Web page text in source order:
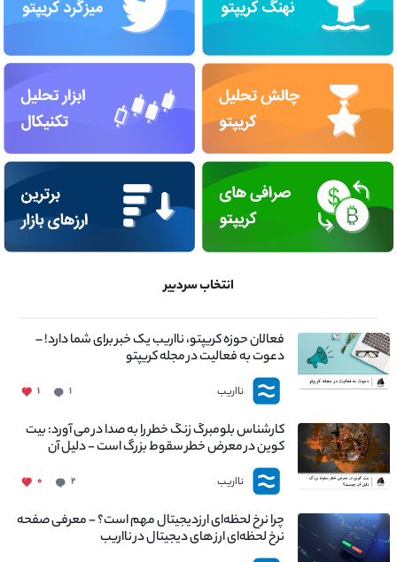
انتخاب سردبیر
فعالان حوزه کریپتو، نااریب یک خبر برای شما دارد! –
دعوت به فعالیت در مجله کریپتو
نااریب ۱ ۱
کارشناس بلومبرگ زنگ خطر را به صدا در می آورد: بیت
کوین در معرض خطر سقوط بزرگ است - دلیل آن
چیست؟
نااریب ۲ ۰
چرا نرخ لحظه‌ای ارزدیجیتال مهم است؟ - معرفی صفحه
نرخ لحظه‌ای ارز های دیجیتال در نااریب